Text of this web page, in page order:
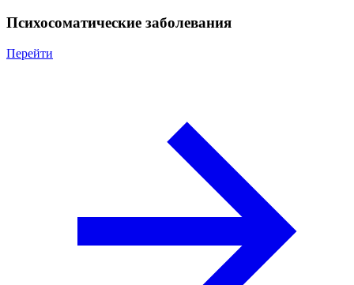
Психосоматические заболевания
Перейти